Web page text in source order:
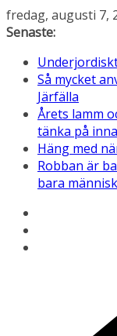
Hoppa
till
fredag, augusti 7,
Senaste:
Så mycket
Järfälla
Årets lamm
tänka på
Häng med
Robban är
bara